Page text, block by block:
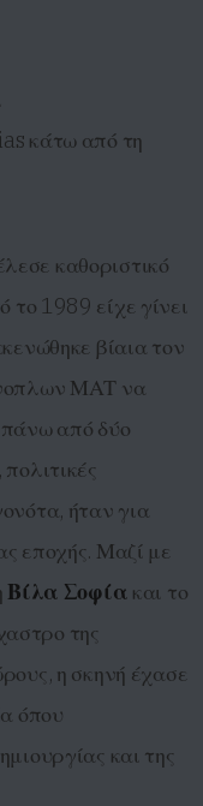
καθοριστικό
το 1989 είχε γίνει
βίαια τον
ΜΑΤ να
από δύο
ήταν για
εποχής. Μαζί με
Βίλα Σοφία και το
της
η σκηνή έχασε
όπου
και της